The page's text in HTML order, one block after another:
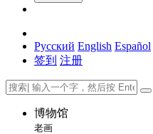
Русский English Español
签到 注册
博物馆
老画